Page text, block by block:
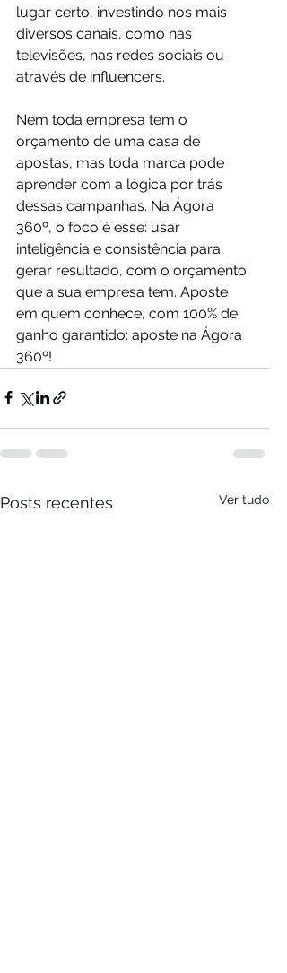
lugar certo, investindo nos mais
diversos canais, como nas
televisões, nas redes sociais ou
através de influencers.
Nem toda empresa tem o
orçamento de uma casa de
apostas, mas toda marca pode
aprender com a lógica por trás
dessas campanhas. Na Ágora
360º, o foco é esse: usar
inteligência e consistência para
gerar resultado, com o orçamento
que a sua empresa tem. Aposte
em quem conhece, com 100% de
ganho garantido: aposte na Ágora
360º!
Posts recentes Ver tudo